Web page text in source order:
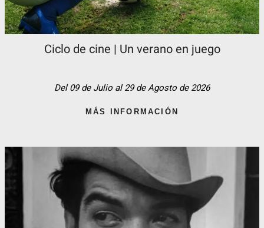
Ciclo de cine | Un verano en juego
Del 09 de Julio al 29 de Agosto de 2026
MÁS INFORMACIÓN